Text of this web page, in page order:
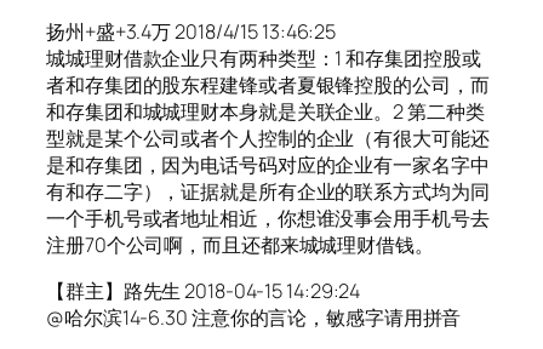
扬州+盛+3.4万 2018/4/15 13:46:25
城城理财借款企业只有两种类型：1 和存集团控股或
者和存集团的股东程建锋或者夏银锋控股的公司，而
和存集团和城城理财本身就是关联企业。2 第二种类
型就是某个公司或者个人控制的企业（有很大可能还
是和存集团，因为电话号码对应的企业有一家名字中
有和存二字），证据就是所有企业的联系方式均为同
一个手机号或者地址相近，你想谁没事会用手机号去
注册70个公司啊，而且还都来城城理财借钱。
【群主】路先生 2018-04-15 14:29:24
@哈尔滨14-6.30 注意你的言论，敏感字请用拼音